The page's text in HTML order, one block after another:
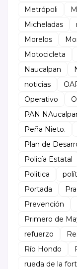
Metrópoli
Micheladas
Morelos
Motocicleta
Naucalpan
noticias
Operativo
PAN
Peña Nieto.
Plan de
Policía Estatal
Politica
Portada
Prevención
Primero de
refuerzo
Río Hondo
rueda de la